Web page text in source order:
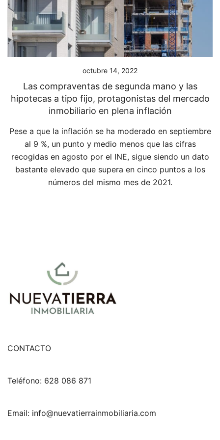
octubre 14, 2022
Las compraventas de segunda mano y las
hipotecas a tipo fijo, protagonistas del mercado
inmobiliario en plena inflación
Pese a que la inflación se ha moderado en septiembre
al 9 %, un punto y medio menos que las cifras
recogidas en agosto por el INE, sigue siendo un dato
bastante elevado que supera en cinco puntos a los
números del mismo mes de 2021.
CONTACTO
Teléfono: 628 086 871
Email: info@nuevatierrainmobiliaria.com